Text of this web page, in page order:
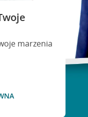
marzenia